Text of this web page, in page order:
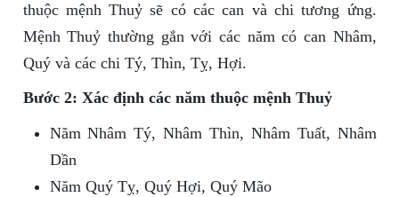
thuộc mệnh Thuỷ sẽ có các can và chi tương ứng.
Mệnh Thuỷ thường gắn với các năm có can Nhâm,
Quý và các chi Tý, Thìn, Tỵ, Hợi.
Bước 2: Xác định các năm thuộc mệnh Thuỷ
Năm Nhâm Tý, Nhâm Thìn, Nhâm Tuất, Nhâm
Dần
Năm Quý Tỵ, Quý Hợi, Quý Mão